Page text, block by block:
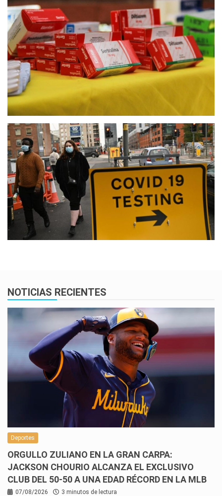
NOTICIAS RECIENTES
Deportes
ORGULLO ZULIANO EN LA GRAN CARPA:
JACKSON CHOURIO ALCANZA EL EXCLUSIVO
CLUB DEL 50-50 A UNA EDAD RÉCORD EN LA MLB
07/08/2026 3 minutos de lectura